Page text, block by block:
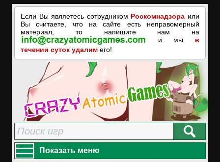
Если Вы являетесь сотрудником Роскомнадзора или
Вы считаете, что на сайте есть неправомерный
материал, то напишите нам на
и мы в
течении суток удалим его!
Показать меню